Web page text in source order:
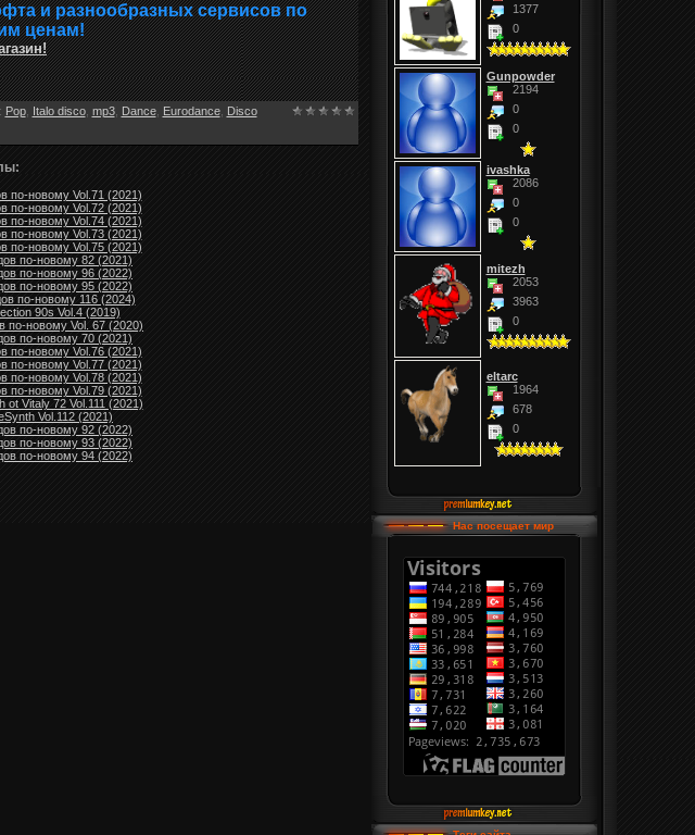
и разнообразных сервисов по
ценам!
: Pop, Italo disco, mp3, Dance, Eurodance, Disco
по-новому Vol.71 (2021)
по-новому Vol.72 (2021)
по-новому Vol.74 (2021)
по-новому Vol.73 (2021)
по-новому Vol.75 (2021)
по-новому 82 (2021)
по-новому 96 (2022)
по-новому 95 (2022)
по-новому 116 (2024)
90s Vol.4 (2019)
по-новому Vol. 67 (2020)
по-новому 70 (2021)
по-новому Vol.76 (2021)
по-новому Vol.77 (2021)
по-новому Vol.78 (2021)
по-новому Vol.79 (2021)
ot Vitaly 72 Vol.111 (2021)
Vol.112 (2021)
по-новому 92 (2022)
по-новому 93 (2022)
по-новому 94 (2022)
1377
0
Gunpowder
2194
0
0
ivashka
2086
0
0
mitezh
2053
3963
0
eltarc
1964
678
0
Нас посещает мир